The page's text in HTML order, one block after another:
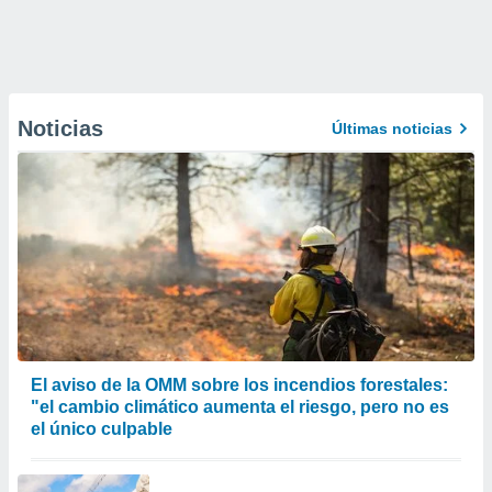
Noticias Últimas noticias
El aviso de la OMM sobre los incendios forestales:
"el cambio climático aumenta el riesgo, pero no es
el único culpable